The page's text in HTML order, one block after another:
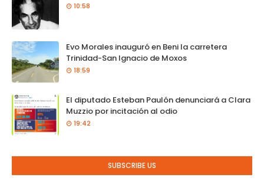
10:58
Evo Morales inauguró en Beni la carretera
Trinidad-San Ignacio de Moxos
18:59
El diputado Esteban Paulón denunciará a Clara
Muzzio por incitación al odio
19:42
SUBSCRIBE US